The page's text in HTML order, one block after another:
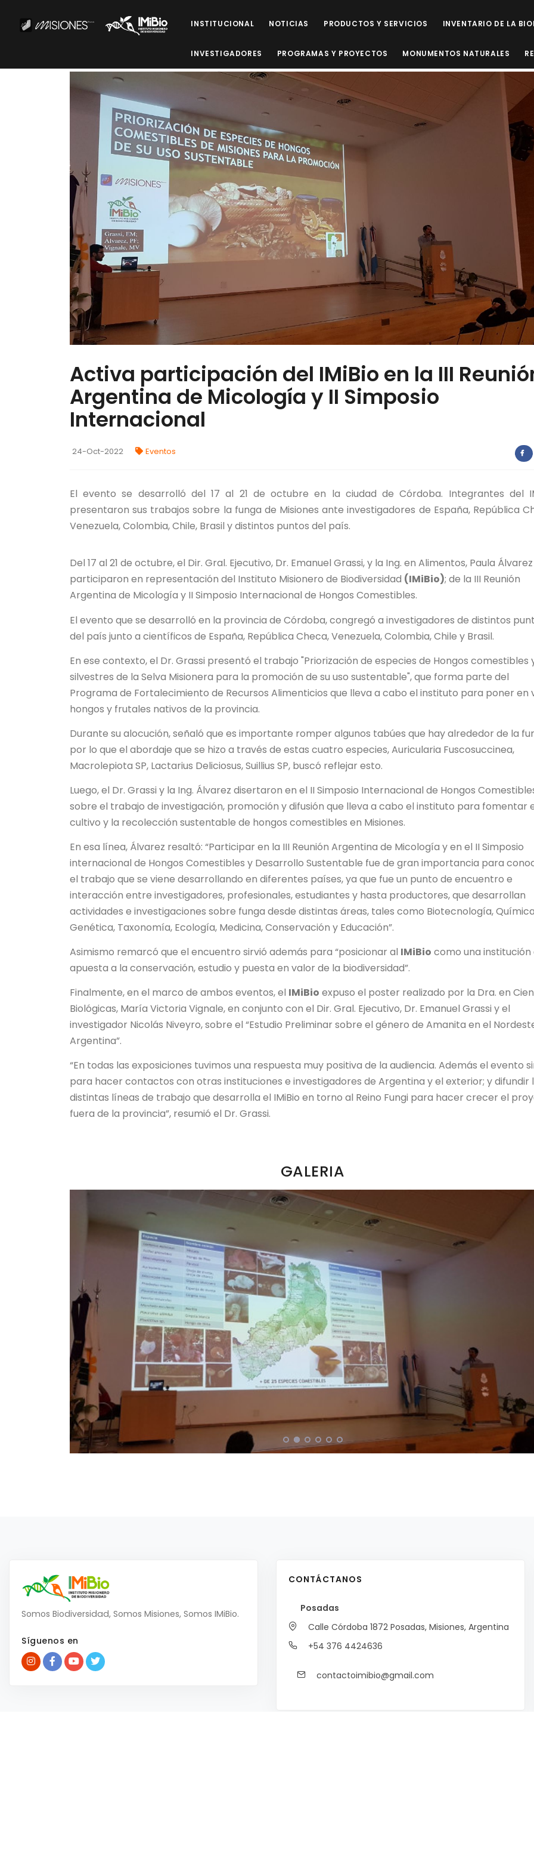
INSTITUCIONAL NOTICIAS PRODUCTOS Y SERVICIOS INVENTARIO DE LA
INVESTIGADORES PROGRAMAS Y PROYECTOS MONUMENTOS NATURALES
Activa participación del IMiBio en la III
Argentina de Micología y II Simposio
Internacional
24-Oct-2022 Eventos
El evento se desarrolló del 17 al 21 de octubre en la ciudad de Córdoba. Integrantes del
presentaron sus trabajos sobre la funga de Misiones ante investigadores de España, República
Venezuela, Colombia, Chile, Brasil y distintos puntos del país.
Del 17 al 21 de octubre, el Dir. Gral. Ejecutivo, Dr. Emanuel Grassi, y la Ing. en Alimentos, Paula Álvarez
participaron en representación del Instituto Misionero de Biodiversidad (IMiBio); de la III Reunión
Argentina de Micología y II Simposio Internacional de Hongos Comestibles.
El evento que se desarrolló en la provincia de Córdoba, congregó a investigadores de distintos
del país junto a científicos de España, República Checa, Venezuela, Colombia, Chile y Brasil.
En ese contexto, el Dr. Grassi presentó el trabajo "Priorización de especies de Hongos comestibles
silvestres de la Selva Misionera para la promoción de su uso sustentable", que forma parte del
Programa de Fortalecimiento de Recursos Alimenticios que lleva a cabo el instituto para poner en
hongos y frutales nativos de la provincia.
Durante su alocución, señaló que es importante romper algunos tabúes que hay alrededor de la
por lo que el abordaje que se hizo a través de estas cuatro especies, Auricularia Fuscosuccinea,
Macrolepiota SP, Lactarius Deliciosus, Suillius SP, buscó reflejar esto.
Luego, el Dr. Grassi y la Ing. Álvarez disertaron en el II Simposio Internacional de Hongos
sobre el trabajo de investigación, promoción y difusión que lleva a cabo el instituto para fomentar
cultivo y la recolección sustentable de hongos comestibles en Misiones.
En esa línea, Álvarez resaltó: “Participar en la III Reunión Argentina de Micología y en el II Simposio
internacional de Hongos Comestibles y Desarrollo Sustentable fue de gran importancia para
el trabajo que se viene desarrollando en diferentes países, ya que fue un punto de encuentro e
interacción entre investigadores, profesionales, estudiantes y hasta productores, que desarrollan
actividades e investigaciones sobre funga desde distintas áreas, tales como Biotecnología,
Genética, Taxonomía, Ecología, Medicina, Conservación y Educación”.
Asimismo remarcó que el encuentro sirvió además para “posicionar al IMiBio como una institución
apuesta a la conservación, estudio y puesta en valor de la biodiversidad”.
Finalmente, en el marco de ambos eventos, el IMiBio expuso el poster realizado por la Dra. en
Biológicas, María Victoria Vignale, en conjunto con el Dir. Gral. Ejecutivo, Dr. Emanuel Grassi y el
investigador Nicolás Niveyro, sobre el “Estudio Preliminar sobre el género de Amanita en el
Argentina”.
“En todas las exposiciones tuvimos una respuesta muy positiva de la audiencia. Además el evento
para hacer contactos con otras instituciones e investigadores de Argentina y el exterior; y difundir
distintas líneas de trabajo que desarrolla el IMiBio en torno al Reino Fungi para hacer crecer el
fuera de la provincia”, resumió el Dr. Grassi.
GALERIA
Somos Biodiversidad, Somos Misiones, Somos IMiBio.
Síguenos en
CONTÁCTANOS
Posadas
Calle Córdoba 1872 Posadas, Misiones, Argentina
+54 376 4424636
contactoimibio@gmail.com